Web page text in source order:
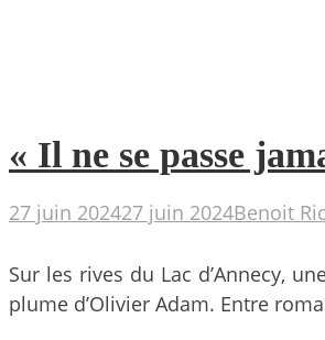
« Il ne se passe
27 juin 202427 juin 2024Benoit
Sur les rives du Lac d’Annecy,
plume d’Olivier Adam. Entre